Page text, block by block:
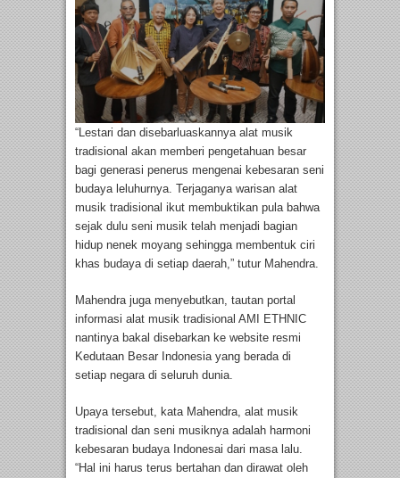
“Lestari dan disebarluaskannya alat musik
tradisional akan memberi pengetahuan besar
bagi generasi penerus mengenai kebesaran seni
budaya leluhurnya. Terjaganya warisan alat
musik tradisional ikut membuktikan pula bahwa
sejak dulu seni musik telah menjadi bagian
hidup nenek moyang sehingga membentuk ciri
khas budaya di setiap daerah,” tutur Mahendra.
Mahendra juga menyebutkan, tautan portal
informasi alat musik tradisional AMI ETHNIC
nantinya bakal disebarkan ke website resmi
Kedutaan Besar Indonesia yang berada di
setiap negara di seluruh dunia.
Upaya tersebut, kata Mahendra, alat musik
tradisional dan seni musiknya adalah harmoni
kebesaran budaya Indonesai dari masa lalu.
“Hal ini harus terus bertahan dan dirawat oleh